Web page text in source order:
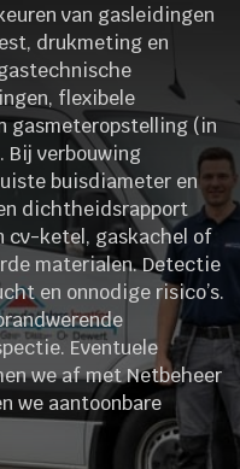
van gasleidingen
drukmeting en
flexibele
gasmeteropstelling (in
verbouwing
buisdiameter en
dichtheidsrapport
cv-ketel, gaskachel of
materialen. Detectie
en onnodige risico’s.
Eventuele
we af met Netbeheer
we aantoonbare